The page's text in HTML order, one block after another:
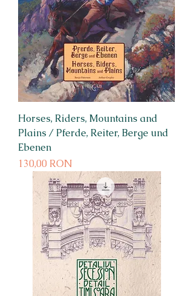
Horses, Riders, Mountains and
Plains / Pferde, Reiter, Berge und
Ebenen
Preț
130,00 RON